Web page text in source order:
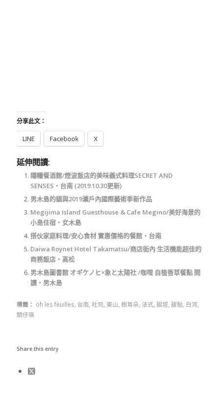
分享此文：
LINE Facebook X
延伸閱讀:
隱糧餐酒館/煙波飯店的美味義式料理SECRET AND
SENSES‧台南 (2019.10.30更新)
男木島的貓與2019瀨戶內國際藝術季新作品
Megijima Island Guesthouse & Cafe Megino/美好海景的
小島住宿‧女木島
搭伙家庭料理/安心食材 實惠價格的餐館‧台南
Daiwa Roynet Hotel Takamatsu/商店街內 生活機能超佳的
商務飯店‧高松
男木島圖書館 オギケノヒ×象と太陽社 /咖哩 自植香草餐點 閱
讀‧男木島
標籤： oh les feuilles, 台南, 吐司, 東山, 樹耳朵, 法式, 甜塔, 甜點, 白河,
關仔嶺
Share this entry